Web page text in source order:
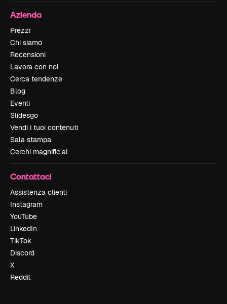
Azienda
Prezzi
Chi siamo
Recensioni
Lavora con noi
Cerca tendenze
Blog
Eventi
Slidesgo
Vendi i tuoi contenuti
Sala stampa
Cerchi magnific.ai
Contattaci
Assistenza clienti
Instagram
YouTube
LinkedIn
TikTok
Discord
X
Reddit